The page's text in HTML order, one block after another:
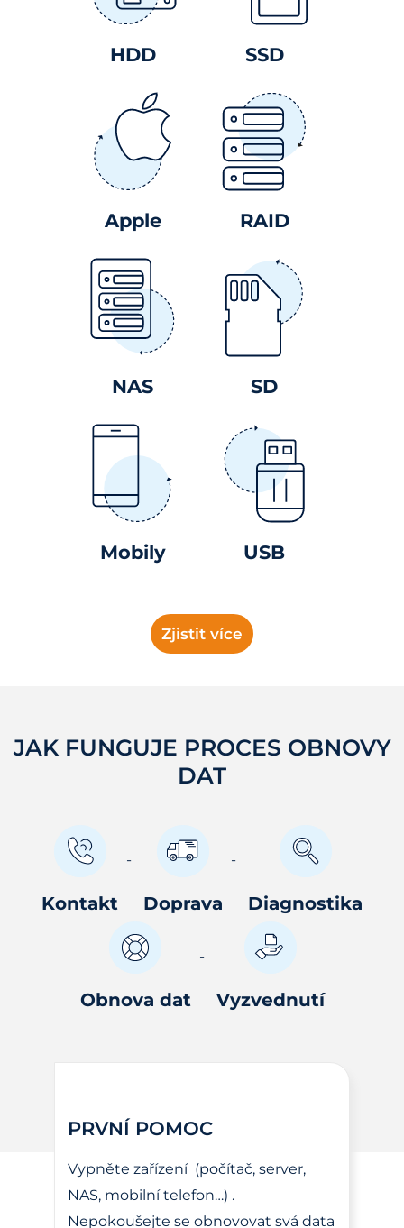
HDD SSD
Apple RAID
NAS SD
Mobily USB
Zjistit více
JAK FUNGUJE PROCES OBNOVY
DAT
Kontakt Doprava Diagnostika
Obnova dat Vyzvednutí
PRVNÍ POMOC
Vypněte zařízení (počítač, server,
NAS, mobilní telefon…) .
Nepokoušejte se obnovovat svá data